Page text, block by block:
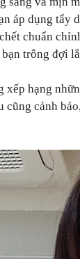
áp dụng tẩy
chuẩn
trông đợi
xếp hạng
cũng cảnh